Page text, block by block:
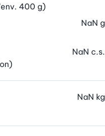
400 g)
NaN g
NaN c.s.
NaN kg